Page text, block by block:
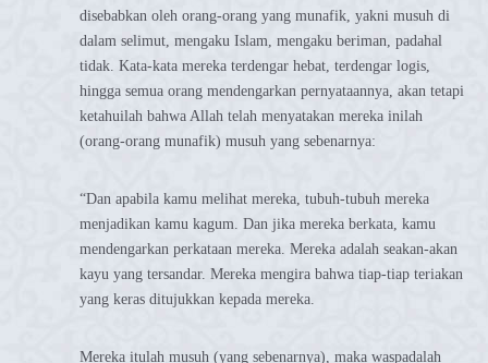
disebabkan oleh orang-orang yang munafik, yakni musuh di
dalam selimut, mengaku Islam, mengaku beriman, padahal
tidak. Kata-kata mereka terdengar hebat, terdengar logis,
hingga semua orang mendengarkan pernyataannya, akan tetapi
ketahuilah bahwa Allah telah menyatakan mereka inilah
(orang-orang munafik) musuh yang sebenarnya:
“Dan apabila kamu melihat mereka, tubuh-tubuh mereka
menjadikan kamu kagum. Dan jika mereka berkata, kamu
mendengarkan perkataan mereka. Mereka adalah seakan-akan
kayu yang tersandar. Mereka mengira bahwa tiap-tiap teriakan
yang keras ditujukkan kepada mereka.
Mereka itulah musuh (yang sebenarnya), maka waspadalah